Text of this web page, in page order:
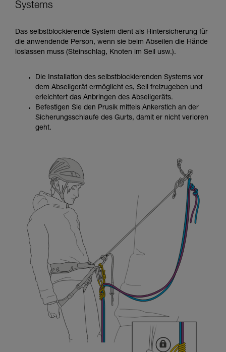
Systems
Das selbstblockierende System dient als Hintersicherung für
die anwendende Person, wenn sie beim Abseilen die Hände
loslassen muss (Steinschlag, Knoten im Seil usw.).
Die Installation des selbstblockierenden Systems vor
dem Abseilgerät ermöglicht es, Seil freizugeben und
erleichtert das Anbringen des Abseilgeräts.
Befestigen Sie den Prusik mittels Ankerstich an der
Sicherungsschlaufe des Gurts, damit er nicht verloren
geht.